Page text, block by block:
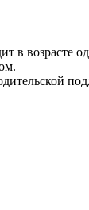
в возрасте